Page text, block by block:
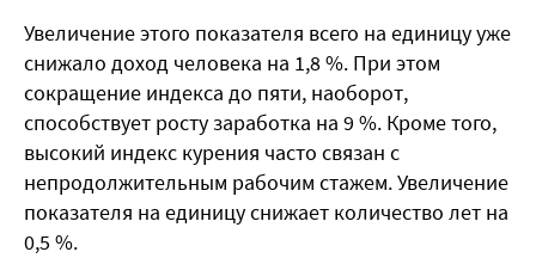
Увеличение этого показателя всего на единицу уже
снижало доход человека на 1,8 %. При этом
сокращение индекса до пяти, наоборот,
способствует росту заработка на 9 %. Кроме того,
высокий индекс курения часто связан с
непродолжительным рабочим стажем. Увеличение
показателя на единицу снижает количество лет на
0,5 %.